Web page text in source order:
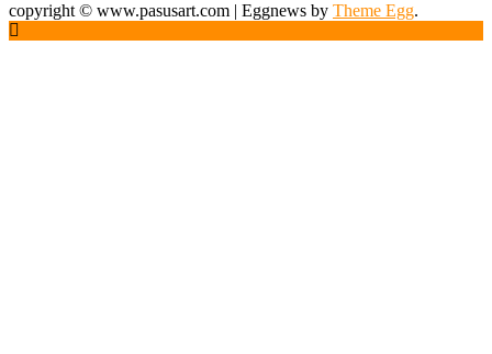
copyright © www.pasusart.com | Eggnews by Theme Egg.